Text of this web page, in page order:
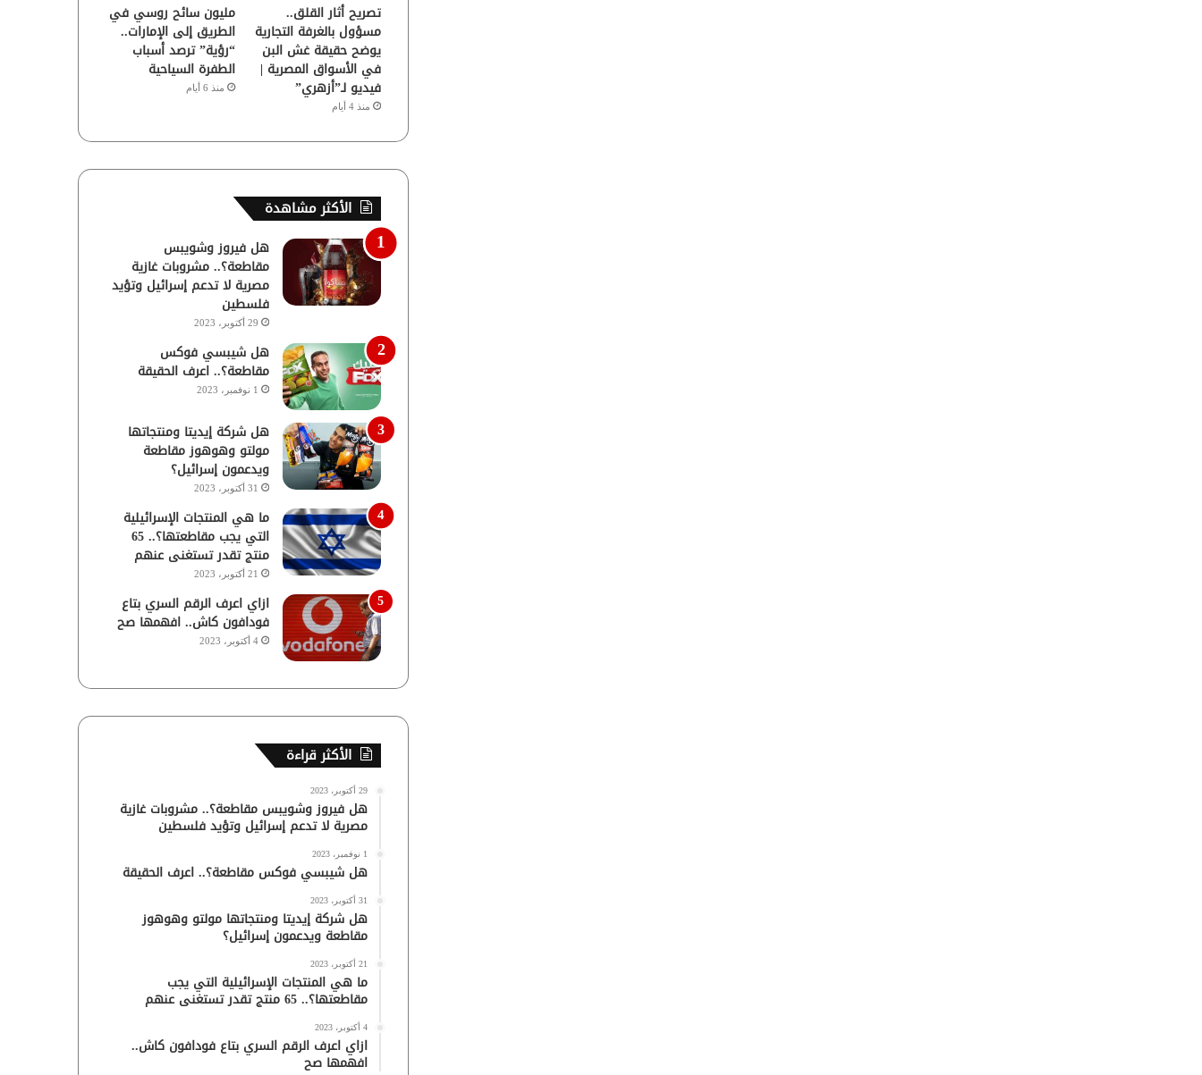
تصريح أثار القلق..
مسؤول بالغرفة التجارية
يوضح حقيقة غش البن
في الأسواق المصرية |
فيديو لـ”أزهري”
منذ 4 أيام
مليون سائح روسي في
الطريق إلى الإمارات..
“رؤية” ترصد أسباب
الطفرة السياحية
منذ 6 أيام
الأكثر مشاهدة
هل فيروز وشويبس
مقاطعة؟.. مشروبات غازية
مصرية لا تدعم إسرائيل وتؤيد
فلسطين
29 أكتوبر، 2023
هل شيبسي فوكس
مقاطعة؟.. اعرف الحقيقة
1 نوفمبر، 2023
هل شركة إيديتا ومنتجاتها
مولتو وهوهوز مقاطعة
ويدعمون إسرائيل؟
31 أكتوبر، 2023
ما هي المنتجات الإسرائيلية
التي يجب مقاطعتها؟.. 65
منتج تقدر تستغنى عنهم
21 أكتوبر، 2023
ازاي اعرف الرقم السري بتاع
فودافون كاش.. افهمها صح
4 أكتوبر، 2023
الأكثر قراءة
29 أكتوبر، 2023
هل فيروز وشويبس مقاطعة؟.. مشروبات غازية
مصرية لا تدعم إسرائيل وتؤيد فلسطين
1 نوفمبر، 2023
هل شيبسي فوكس مقاطعة؟.. اعرف الحقيقة
31 أكتوبر، 2023
هل شركة إيديتا ومنتجاتها مولتو وهوهوز
مقاطعة ويدعمون إسرائيل؟
21 أكتوبر، 2023
ما هي المنتجات الإسرائيلية التي يجب
مقاطعتها؟.. 65 منتج تقدر تستغنى عنهم
4 أكتوبر، 2023
ازاي اعرف الرقم السري بتاع فودافون كاش..
افهمها صح